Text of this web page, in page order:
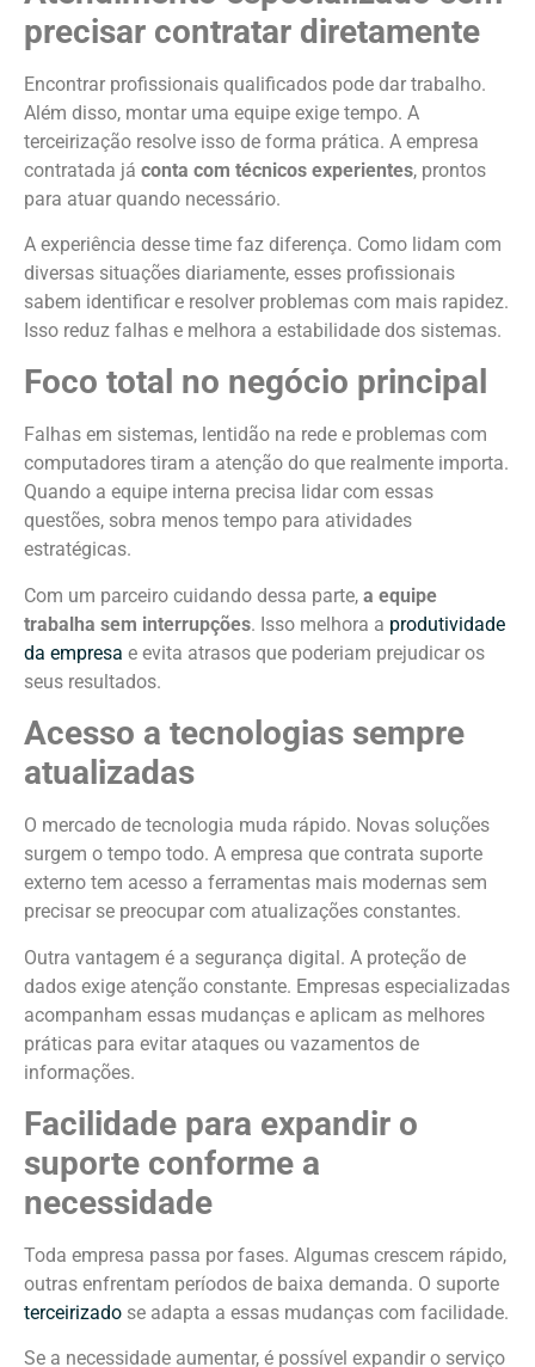
precisar contratar diretamente
Encontrar profissionais qualificados pode dar trabalho.
Além disso, montar uma equipe exige tempo. A
terceirização resolve isso de forma prática. A empresa
contratada já conta com técnicos experientes, prontos
para atuar quando necessário.
A experiência desse time faz diferença. Como lidam com
diversas situações diariamente, esses profissionais
sabem identificar e resolver problemas com mais rapidez.
Isso reduz falhas e melhora a estabilidade dos sistemas.
Foco total no negócio principal
Falhas em sistemas, lentidão na rede e problemas com
computadores tiram a atenção do que realmente importa.
Quando a equipe interna precisa lidar com essas
questões, sobra menos tempo para atividades
estratégicas.
Com um parceiro cuidando dessa parte, a equipe
trabalha sem interrupções. Isso melhora a produtividade
da empresa e evita atrasos que poderiam prejudicar os
seus resultados.
Acesso a tecnologias sempre
atualizadas
O mercado de tecnologia muda rápido. Novas soluções
surgem o tempo todo. A empresa que contrata suporte
externo tem acesso a ferramentas mais modernas sem
precisar se preocupar com atualizações constantes.
Outra vantagem é a segurança digital. A proteção de
dados exige atenção constante. Empresas especializadas
acompanham essas mudanças e aplicam as melhores
práticas para evitar ataques ou vazamentos de
informações.
Facilidade para expandir o
suporte conforme a
necessidade
Toda empresa passa por fases. Algumas crescem rápido,
outras enfrentam períodos de baixa demanda. O suporte
terceirizado se adapta a essas mudanças com facilidade.
Se a necessidade aumentar, é possível expandir o serviço